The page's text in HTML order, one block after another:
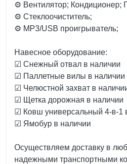
⚙️ Вентилятор; Кондиционер;
⚙️ Стеклоочиститель;
⚙️ MP3/USB проигрыватель;
Навесное оборудование:
☑ Снежный отвал в наличии
☑ Паллетные вилы в наличии
☑ Челюстной захват в
☑ Щетка дорожная в наличии
☑ Ковш универсальный 4-в-1
☑ Ямобур в наличии
Осуществляем доставку в
надежными транспортными